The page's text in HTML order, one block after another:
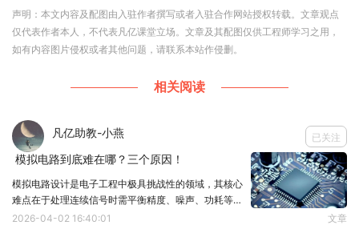
如图所示，该图是RJ45接头的接口定义，当RJ45具
是T568A线序和T568B。识别RJ45网线插头引脚号
方法是：手拿插头，有8个镀金接片的一面向上，有
固定卡的一端朝下，最左边是第1脚，最右边是第8
脚。
常见的RJ45接口有百兆网口、千兆网口，它们的区
别在于百兆网口是只有2对差分，一对收，一对发，
声明：本文内容及配图由入驻作者撰写或者入驻合作网站授权转载。文章观点
仅代表作者本人，不代表凡亿课堂立场。文章及其配图仅供工程师学习之用，
如有内容图片侵权或者其他问题，请联系本站作侵删。
相关阅读
凡亿助教-小燕 已关注
​ 模拟电路到底难在哪？三个原因！
模拟电路设计是电子工程中极具挑战性的领域，其核心
难点在于处理连续信号时需平衡精度、噪声、功耗等多
维度指标。本文聚焦模拟电路设计难点。1. 噪声与干扰
2026-04-02 16:40:01 文章